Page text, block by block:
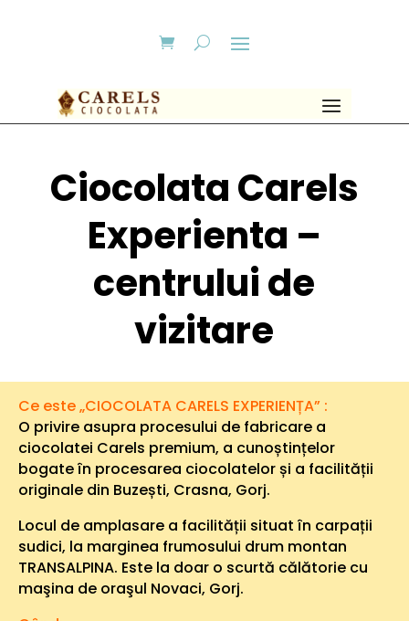
Ciocolata Carels
Experienta –
centrului de
vizitare
Ce este „CIOCOLATA CARELS EXPERIENȚA” :
O privire asupra procesului de fabricare a
ciocolatei Carels premium, a cunoștințelor
bogate în procesarea ciocolatelor și a facilității
originale din Buzești, Crasna, Gorj.
Locul de amplasare a facilității situat în carpații
sudici, la marginea frumosului drum montan
TRANSALPINA. Este la doar o scurtă călătorie cu
maşina de oraşul Novaci, Gorj.